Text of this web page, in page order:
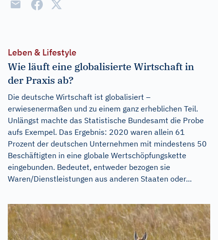
Leben & Lifestyle
Wie läuft eine globalisierte Wirtschaft in
der Praxis ab?
Die deutsche Wirtschaft ist globalisiert –
erwiesenermaßen und zu einem ganz erheblichen Teil.
Unlängst machte das Statistische Bundesamt die Probe
aufs Exempel. Das Ergebnis: 2020 waren allein 61
Prozent der deutschen Unternehmen mit mindestens 50
Beschäftigten in eine globale Wertschöpfungskette
eingebunden. Bedeutet, entweder bezogen sie
Waren/Dienstleistungen aus anderen Staaten oder...